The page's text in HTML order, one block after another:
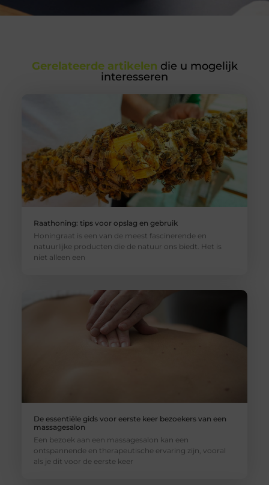
Gerelateerde artikelen die u mogelijk
interesseren
Raathoning: tips voor opslag en gebruik
Honingraat is een van de meest fascinerende en
natuurlijke producten die de natuur ons biedt. Het is
niet alleen een
De essentiële gids voor eerste keer bezoekers van een
massagesalon
Een bezoek aan een massagesalon kan een
ontspannende en therapeutische ervaring zijn, vooral
als je dit voor de eerste keer